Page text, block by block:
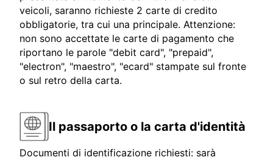
veicoli, saranno richieste 2 carte di credito
obbligatorie, tra cui una principale. Attenzione:
non sono accettate le carte di pagamento che
riportano le parole "debit card", "prepaid",
"electron", "maestro", "ecard" stampate sul fronte
o sul retro della carta.
Il passaporto o la carta d'identità
Documenti di identificazione richiesti: sarà